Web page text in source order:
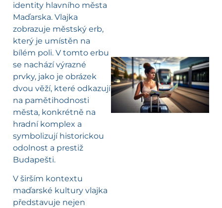
identity hlavního města
Maďarska. Vlajka
zobrazuje městský erb,
který je umístěn na
bílém poli. V tomto erbu
se nachází výrazné
prvky, jako je obrázek
dvou věží, které odkazují
na pamětihodnosti
města, konkrétně na
hradní komplex a
symbolizují historickou
odolnost a prestiž
Budapešti.
V širším kontextu
maďarské kultury vlajka
představuje nejen